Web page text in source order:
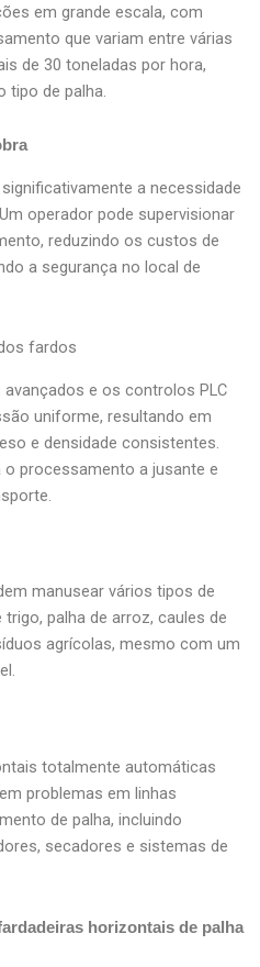
em grande escala, com
que variam entre várias
de 30 toneladas por hora,
tipo de palha.
a necessidade
operador pode supervisionar
reduzindo os custos de
a segurança no local de
fardos
e os controlos PLC
uniforme, resultando em
e densidade consistentes.
processamento a jusante e
manusear vários tipos de
trigo, palha de arroz, caules de
agrícolas, mesmo com um
totalmente automáticas
problemas em linhas
de palha, incluindo
secadores e sistemas de
horizontais de palha